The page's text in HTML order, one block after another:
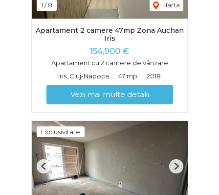
1 /8 Harta
Apartament 2 camere 47mp Zona Auchan
Iris
154,900 €
Apartament cu 2 camere de vânzare
Iris, Cluj-Napoca
47 mp 2018
Vezi mai multe detalii
Exclusivitate
Previous Next